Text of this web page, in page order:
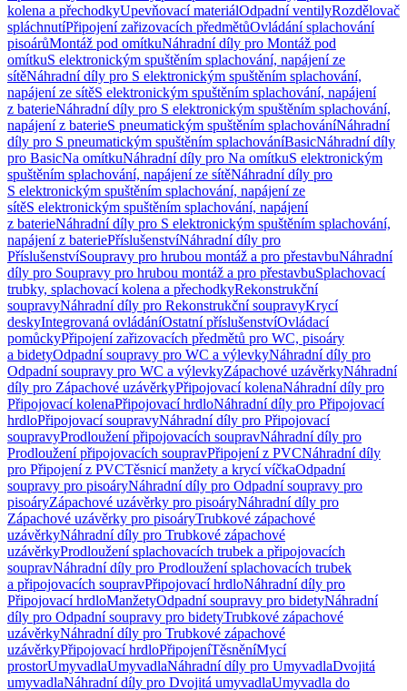
kolena a přechodkyUpevňovací materiálOdpadní ventilyRozdělovač
spláchnutíPřipojení zařizovacích předmětůOvládání splachování
pisoárůMontáž pod omítkuNáhradní díly pro Montáž pod
omítkuS elektronickým spuštěním splachování, napájení ze
sítěNáhradní díly pro S elektronickým spuštěním splachování,
napájení ze sítěS elektronickým spuštěním splachování, napájení
z baterieNáhradní díly pro S elektronickým spuštěním splachování,
napájení z baterieS pneumatickým spuštěním splachováníNáhradní
díly pro S pneumatickým spuštěním splachováníBasicNáhradní díly
pro BasicNa omítkuNáhradní díly pro Na omítkuS elektronickým
spuštěním splachování, napájení ze sítěNáhradní díly pro
S elektronickým spuštěním splachování, napájení ze
sítěS elektronickým spuštěním splachování, napájení
z baterieNáhradní díly pro S elektronickým spuštěním splachování,
napájení z bateriePříslušenstvíNáhradní díly pro
PříslušenstvíSoupravy pro hrubou montáž a pro přestavbuNáhradní
díly pro Soupravy pro hrubou montáž a pro přestavbuSplachovací
trubky, splachovací kolena a přechodkyRekonstrukční
soupravyNáhradní díly pro Rekonstrukční soupravyKrycí
deskyIntegrovaná ovládáníOstatní příslušenstvíOvládací
pomůckyPřipojení zařizovacích předmětů pro WC, pisoáry
a bidetyOdpadní soupravy pro WC a výlevkyNáhradní díly pro
Odpadní soupravy pro WC a výlevkyZápachové uzávěrkyNáhradní
díly pro Zápachové uzávěrkyPřipojovací kolenaNáhradní díly pro
Připojovací kolenaPřipojovací hrdloNáhradní díly pro Připojovací
hrdloPřipojovací soupravyNáhradní díly pro Připojovací
soupravyProdloužení připojovacích soupravNáhradní díly pro
Prodloužení připojovacích soupravPřipojení z PVCNáhradní díly
pro Připojení z PVCTěsnicí manžety a krycí víčkaOdpadní
soupravy pro pisoáryNáhradní díly pro Odpadní soupravy pro
pisoáryZápachové uzávěrky pro pisoáryNáhradní díly pro
Zápachové uzávěrky pro pisoáryTrubkové zápachové
uzávěrkyNáhradní díly pro Trubkové zápachové
uzávěrkyProdloužení splachovacích trubek a připojovacích
soupravNáhradní díly pro Prodloužení splachovacích trubek
a připojovacích soupravPřipojovací hrdloNáhradní díly pro
Připojovací hrdloManžetyOdpadní soupravy pro bidetyNáhradní
díly pro Odpadní soupravy pro bidetyTrubkové zápachové
uzávěrkyNáhradní díly pro Trubkové zápachové
uzávěrkyPřipojovací hrdloPřipojeníTěsněníMycí
prostorUmyvadlaUmyvadlaNáhradní díly pro UmyvadlaDvojitá
umyvadlaNáhradní díly pro Dvojitá umyvadlaUmyvadla do